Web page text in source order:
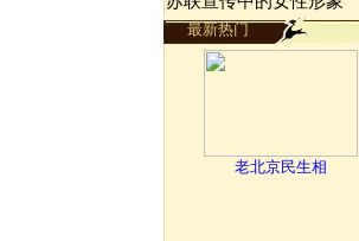
最新热门
老北京民生相